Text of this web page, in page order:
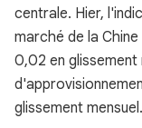
centrale. Hier,
marché de la
0,02 en glissement
glissement mensuel.